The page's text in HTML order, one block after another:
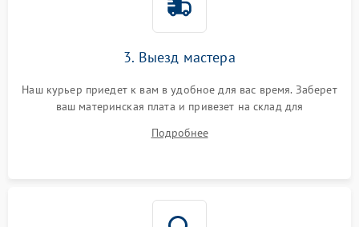
3. Выезд мастера
Наш курьер приедет к вам в удобное для вас время. Заберет
ваш материнская плата и привезет на склад для
Подробнее